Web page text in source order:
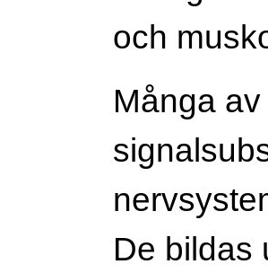
och
Många av
De bildas